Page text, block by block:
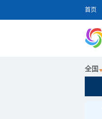
首页
全国